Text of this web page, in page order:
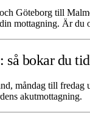
Göteborg till
mottagning. Är du
så bokar du
måndag till fredag
akutmottagning.